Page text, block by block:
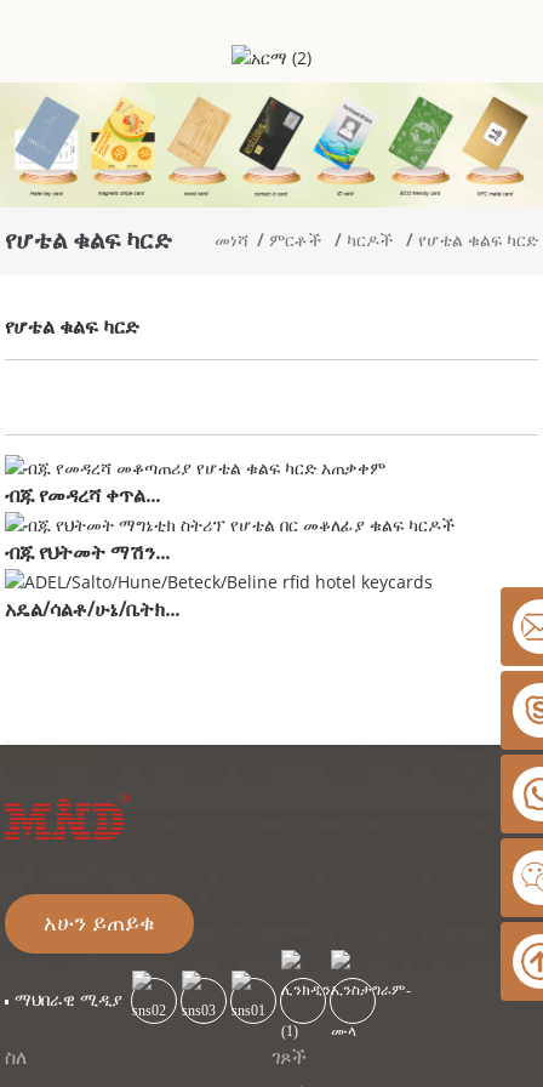
የሆቴል ቁልፍ ካርድ መነሻ ምርቶች ካርዶች የሆቴል ቁልፍ ካርድ
የሆቴል ቁልፍ ካርድ
ብጁ የመዳረሻ ቀጥል...
ብጁ የህትመት ማሽን...
አዴል/ሳልቶ/ሁኔ/ቤትክ...
አሁን ይጠይቁ
ማህበራዊ ሚዲያ
ስለ ገጾች